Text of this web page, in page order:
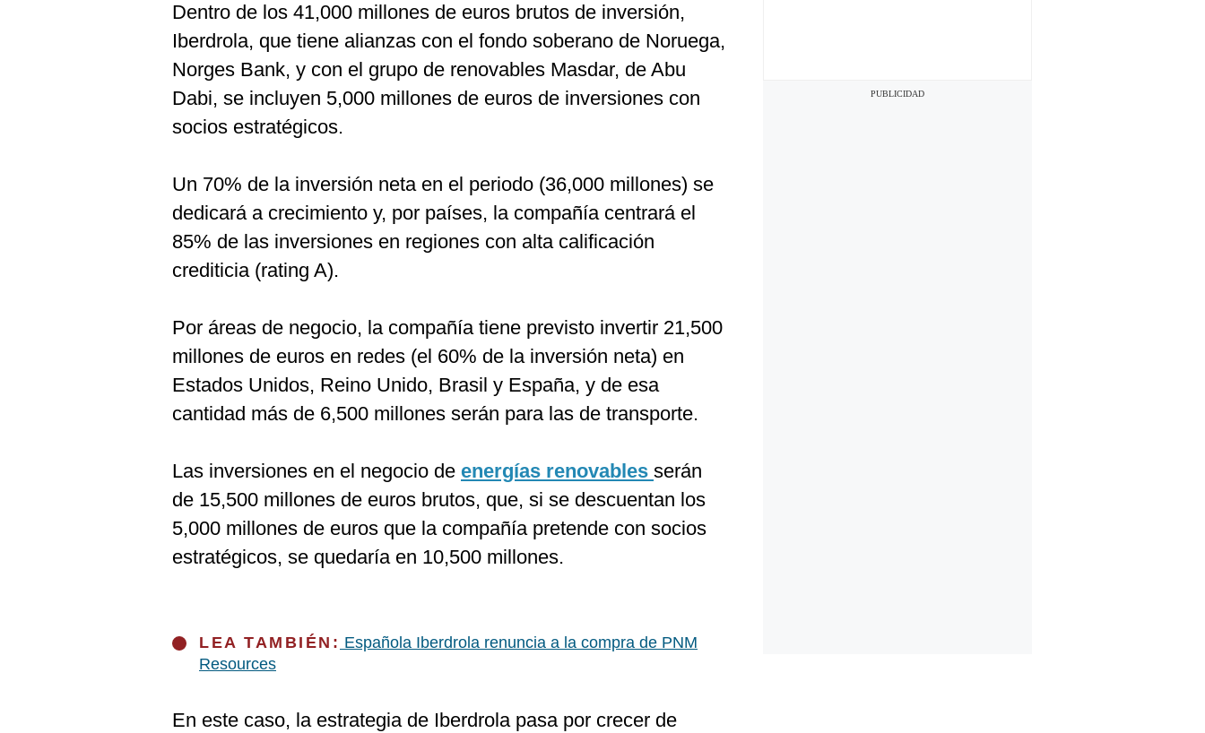
Dentro de los 41,000 millones de euros brutos de inversión,
Iberdrola, que tiene alianzas con el fondo soberano de Noruega,
Norges Bank, y con el grupo de renovables Masdar, de Abu
Dabi, se incluyen 5,000 millones de euros de inversiones con
socios estratégicos.
Un 70% de la inversión neta en el periodo (36,000 millones) se
dedicará a crecimiento y, por países, la compañía centrará el
85% de las inversiones en regiones con alta calificación
crediticia (rating A).
Por áreas de negocio, la compañía tiene previsto invertir 21,500
millones de euros en redes (el 60% de la inversión neta) en
Estados Unidos, Reino Unido, Brasil y España, y de esa
cantidad más de 6,500 millones serán para las de transporte.
Las inversiones en el negocio de energías renovables serán
de 15,500 millones de euros brutos, que, si se descuentan los
5,000 millones de euros que la compañía pretende con socios
estratégicos, se quedaría en 10,500 millones.
LEA TAMBIÉN: Española Iberdrola renuncia a la compra de PNM
Resources
En este caso, la estrategia de Iberdrola pasa por crecer de